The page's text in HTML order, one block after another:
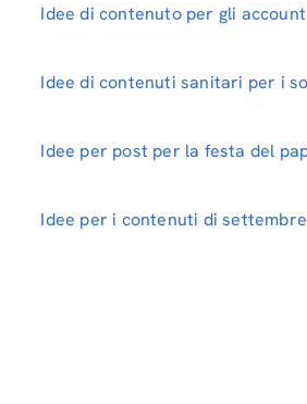
Idee di contenuto per gli
Idee di contenuti sanitari per i
Idee per post per la festa del
Idee per i contenuti di settembre